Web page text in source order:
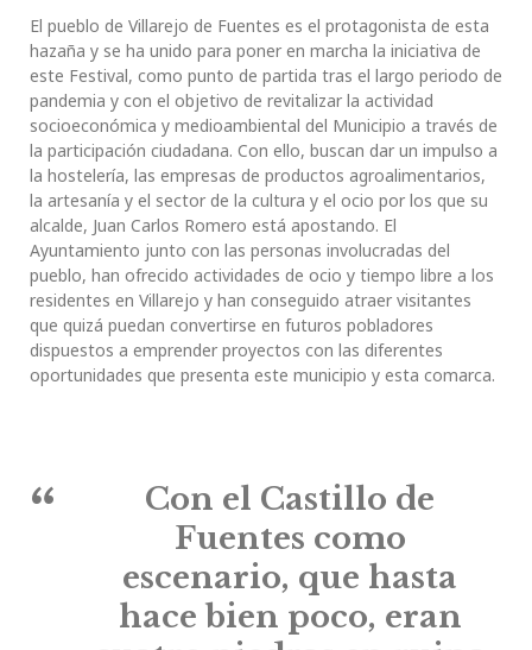
El pueblo de Villarejo de Fuentes es el protagonista de esta
hazaña y se ha unido para poner en marcha la iniciativa de
este Festival, como punto de partida tras el largo periodo de
pandemia y con el objetivo de revitalizar la actividad
socioeconómica y medioambiental del Municipio a través de
la participación ciudadana. Con ello, buscan dar un impulso a
la hostelería, las empresas de productos agroalimentarios,
la artesanía y el sector de la cultura y el ocio por los que su
alcalde, Juan Carlos Romero está apostando. El
Ayuntamiento junto con las personas involucradas del
pueblo, han ofrecido actividades de ocio y tiempo libre a los
residentes en Villarejo y han conseguido atraer visitantes
que quizá puedan convertirse en futuros pobladores
dispuestos a emprender proyectos con las diferentes
oportunidades que presenta este municipio y esta comarca.
Con el Castillo de
Fuentes como
escenario, que hasta
hace bien poco, eran